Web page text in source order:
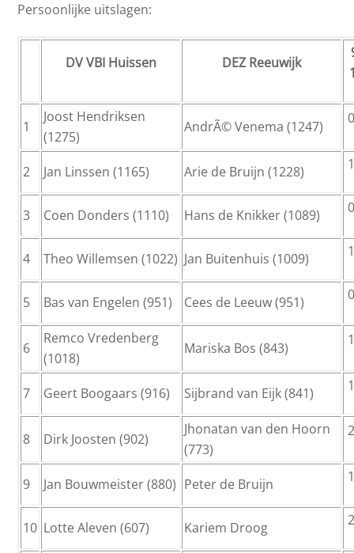
Persoonlijke uitslagen:
DV VBI Huissen DEZ Reeuwijk
1
Joost Hendriksen
(1275)
AndrÃ© Venema (1247)
2 Jan Linssen (1165) Arie de Bruijn (1228)
3 Coen Donders (1110) Hans de Knikker (1089)
4 Theo Willemsen (1022) Jan Buitenhuis (1009)
5 Bas van Engelen (951) Cees de Leeuw (951)
6
Remco Vredenberg
(1018)
Mariska Bos (843)
7 Geert Boogaars (916) Sijbrand van Eijk (841)
8 Dirk Joosten (902)
Jhonatan van den Hoorn
(773)
9 Jan Bouwmeister (880) Peter de Bruijn
10 Lotte Aleven (607) Kariem Droog